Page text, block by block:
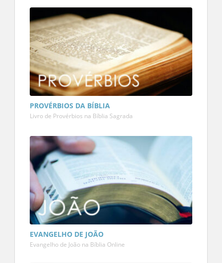
PROVÉRBIOS DA BÍBLIA
Livro de Provérbios na Bíblia Sagrada
EVANGELHO DE JOÃO
Evangelho de João na Bíblia Online